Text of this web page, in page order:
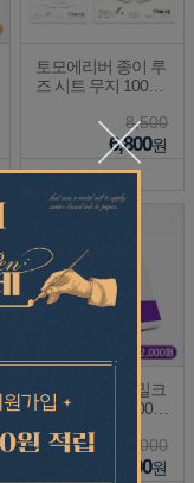
토모에리버 종이 루
즈 시트 무지 100장
8,500
6,800원
한국제지 종이 밀크
포토 120g A4 2000
매
51,000
51,000원